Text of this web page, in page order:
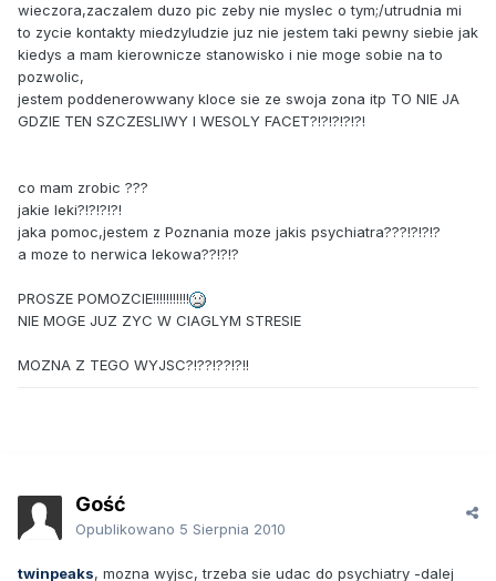
wieczora,zaczalem duzo pic zeby nie myslec o tym;/utrudnia mi
to zycie kontakty miedzyludzie juz nie jestem taki pewny siebie jak
kiedys a mam kierownicze stanowisko i nie moge sobie na to
pozwolic,
jestem poddenerowwany kloce sie ze swoja zona itp TO NIE JA
GDZIE TEN SZCZESLIWY I WESOLY FACET?!?!?!?!?!
co mam zrobic ???
jakie leki?!?!?!?!
jaka pomoc,jestem z Poznania moze jakis psychiatra???!?!?!?
a moze to nerwica lekowa??!?!?
PROSZE POMOZCIE!!!!!!!!!!!
NIE MOGE JUZ ZYC W CIAGLYM STRESIE
MOZNA Z TEGO WYJSC?!??!??!?!!
Gość
Opublikowano 5 Sierpnia 2010
twinpeaks, mozna wyjsc, trzeba sie udac do psychiatry -dalej